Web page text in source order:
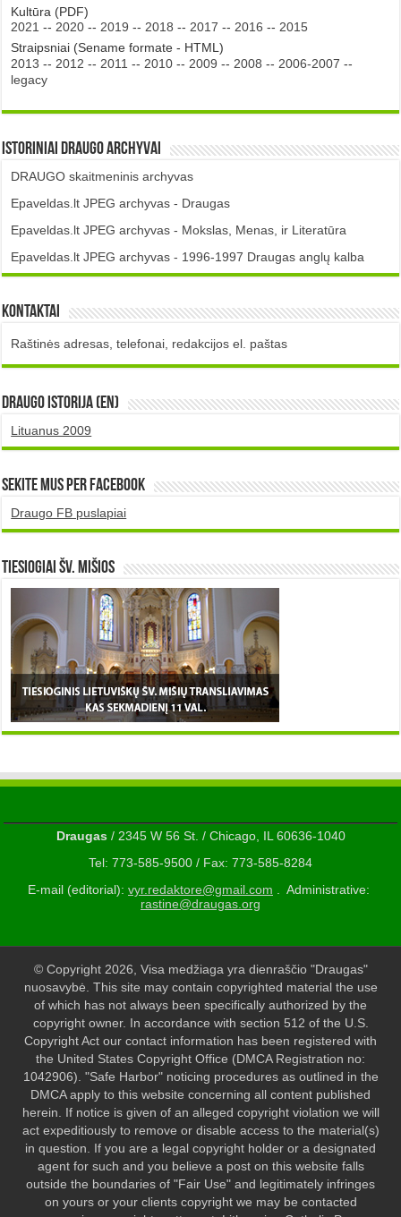
Kultūra (PDF)
2021 -- 2020 -- 2019 -- 2018 -- 2017 -- 2016 -- 2015
Straipsniai (Sename formate - HTML)
2013 -- 2012 -- 2011 -- 2010 -- 2009 -- 2008 -- 2006-2007 --
legacy
Istoriniai DRAUGO Archyvai
DRAUGO skaitmeninis archyvas
Epaveldas.lt JPEG archyvas - Draugas
Epaveldas.lt JPEG archyvas - Mokslas, Menas, ir Literatūra
Epaveldas.lt JPEG archyvas - 1996-1997 Draugas anglų kalba
Kontaktai
Raštinės adresas, telefonai, redakcijos el. paštas
DRAUGO istorija (EN)
Lituanus 2009
Sekite mus per Facebook
Draugo FB puslapiai
TIESIOGIAI šv. MIŠIOS
Draugas/ 2345 W 56 St. / Chicago, IL 60636-1040
Tel: 773-585-9500 / Fax: 773-585-8284
E-mail (editorial): vyr.redaktore@gmail.com . Administrative:
rastine@draugas.org
© Copyright 2026, Visa medžiaga yra dienraščio "Draugas"
nuosavybė. This site may contain copyrighted material the use
of which has not always been specifically authorized by the
copyright owner. In accordance with section 512 of the U.S.
Copyright Act our contact information has been registered with
the United States Copyright Office (DMCA Registration no:
1042906). "Safe Harbor" noticing procedures as outlined in the
DMCA apply to this website concerning all content published
herein. If notice is given of an alleged copyright violation we will
act expeditiously to remove or disable access to the material(s)
in question. If you are a legal copyright holder or a designated
agent for such and you believe a post on this website falls
outside the boundaries of "Fair Use" and legitimately infringes
on yours or your clients copyright we may be contacted